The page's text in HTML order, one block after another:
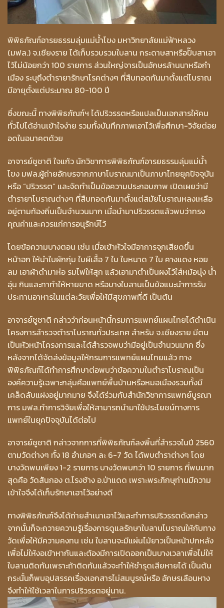
พิพิธภัณฑ์อารยธรรมลุ่มแม่น้ำโขง มหาวิทยาลัยแม่ฟ้าหลวง
(มฟล.) จ.เชียงราย ได้เก็บรวบรวมใบลาน กระดาษสาหรือปั๊บสาเอา
ไว้ไม่น้อยกว่า 100 รายการ ส่วนใหญ่จารเป็นอักษรล้านนาหรือกำ
เมือง ระบุถึงตำรายารักษาโรคต่างๆ ที่สืบทอดกันมาตั้งแต่โบราณ
มีอายุตั้งแต่ประมาณ 80-100 ปี
ซึ่งขณะนี้ ทางพิพิธภัณฑ์ฯ ได้ปริวรรตหรือแปลเป็นเอกสารให้คน
ทั่วไปได้อ่านเข้าใจง่าย รวมทั้งบันทึกภาพเอาไว้เพื่อศึกษา-วิจัยต่อย
อดในอนาคตด้วย
อาจารย์ชูชาติ ใจแก้ว นักวิชาการพิพิธภัณฑ์อารยธรรมลุ่มแม่น้ำ
โขง มฟล.ผู้ถ่ายอักษรจากภาษาโบราณมาเป็นภาษาไทยยุคปัจจุบัน
หรือ “ปริวรรต” และจัดทำเป็นข้อความประกอบภาพ เปิดเผยว่ามี
ตำรายาโบราณต่างๆ ที่สืบทอดกันมาตั้งแต่สมัยโบราณหลงเหลือ
อยู่ตามท้องถิ่นเป็นจำนวนมาก เมื่อนำมาปริวรรตแล้วพบว่าทรง
คุณค่าและควรแก่การอนุรักษ์ไว้
โดยข้อความบางตอน เช่น เมื่อเข้าหัวใจมีอาการจุกเสียดขึ้น
หน้าอก ให้นำใบผักกุ่ม ใบผีเสื้อ 7 ใบ ใบหนาด 7 ใบ คางแดง หอย
ลม เอาผ้าดำมาห่อ รมไฟให้สุก แล้วเอามาตำเป็นผงไว้ใส่หม้อนุ่ง น้ำ
อุ่น กินและทาทำให้หายขาด หรือบางใบลานเป็นข้อแนะนำการรับ
ประทานอาหารในแต่ละวัยเพื่อให้มีสุขภาพที่ดี เป็นต้น
อาจารย์ชูชาติ กล่าวว่าก่อนหน้านี้กรมการแพทย์แผนไทยได้ดำเนิน
โครงการสำรวจตำราโบราณทั่วประเทศ สำหรับ จ.เชียงราย มีตน
เป็นหัวหน้าโครงการและได้สำรวจพบว่ามีอยู่เป็นจำนวนมาก ซึ่ง
หลังจากได้จัดส่งข้อมูลให้กรมการแพทย์แผนไทยแล้ว ทาง
พิพิธภัณฑ์ได้ทำการศึกษาต่อพบว่าข้อความในตำราโบราณเป็น
องค์ความรู้เฉพาะกลุ่มคือแพทย์พื้นบ้านหรือหมอเมืองรวมทั้งมี
เคล็ดลับแฝงอยู่มากมาย จึงได้ร่วมกับสำนักวิชาการแพทย์บูรณา
การ มฟล.ทำการวิจัยเพื่อให้สามารถนำมาใช้ประโยชน์ทางการ
แพทย์ในยุคปัจจุบันได้ต่อไป
อาจารย์ชูชาติ กล่าวจากการที่พิพิธภัณฑ์ลงพิ้นที่สำรวจในปี 2560
ตามวัดต่างๆ ทั้ง 18 อำเภอๆ ละ 6-7 วัด ได้พบตำราต่างๆ โดย
บางวัดพบเพียง 1-2 รายการ บางวัดพบกว่า 10 รายการ ที่พบมาก
สุดคือ วัดสันกอง ต.โรงช้าง อ.ป่าแดด เพราะพระภิกษุท่านมีความ
เข้าใจจึงได้เก็บรักษาเอาไว้อย่างดี
ทางพิพิธภัณฑ์จึงได้ถ่ายสำเนาเอาไว้และทำการปริวรรตดังกล่าว
จากนั้นก็จะถวายความรู้เรื่องการดูแลรักษาใบลานโบราณให้กับทาง
วัดเพื่อให้มีความคงทน เช่น ใบลานจะมีแผ่นไม้ยาวเป็นหน้าปกหลัง
เพื่อไม่ให้งอเข้าหากันและต้องมีการเปิดออกเป็นบางเวลาเพื่อไม่ให้
ใบลานติดกันเพราะถ้าติดกันแล้วจะทำให้ชำรุดเสียหายได้ เป็นต้น
กระนั้นก็พบอุปสรรคเรื่องเอกสารไม่สมบูรณ์หรือ อักษรเลือนหาง
จึงทำให้ใช้เวลาในการปริวรรตอยู่นาน.